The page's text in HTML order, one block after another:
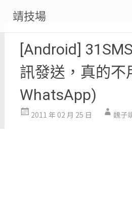
content
靖技場
[Android]
訊發送，真的不
WhatsApp)
2011 年 02 月 25 日 魏子